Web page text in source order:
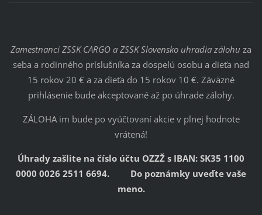
Zamestnanci ZSSK CARGO a ZSSK Slovensko uhradia zálohu za
seba a rodinného príslušníka za dospelú osobu a dieťa nad
15 rokov 20 € a za dieťa do 15 rokov 10 €. Záväzné
prihlásenie bude akceptované až po úhrade zálohy.
ZÁLOHA im bude po vyúčtovaní akcie v plnej hodnote
vrátená!
Úhrady zašlite na číslo účtu OZZŽ s IBAN: SK35 1100
0000 0026 2511 6694. Do poznámky uveďte vaše
meno.